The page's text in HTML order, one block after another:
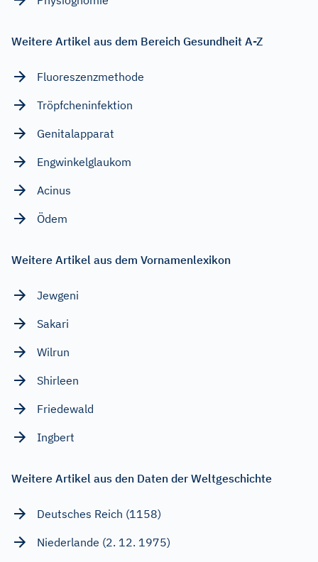
Weitere Artikel aus dem Bereich Gesundheit A-Z
Fluoreszenzmethode
Tröpfcheninfektion
Genitalapparat
Engwinkelglaukom
Acinus
Ödem
Weitere Artikel aus dem Vornamenlexikon
Jewgeni
Sakari
Wilrun
Shirleen
Friedewald
Ingbert
Weitere Artikel aus den Daten der Weltgeschichte
Deutsches Reich (1158)
Niederlande (2. 12. 1975)